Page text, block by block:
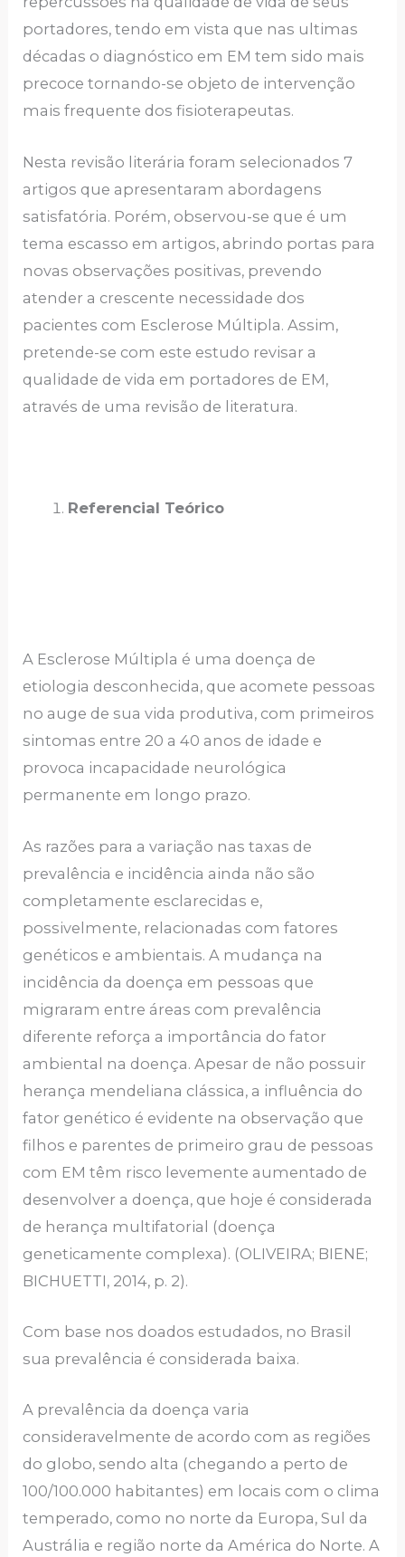
portadores, tendo em vista que nas ultimas
décadas o diagnóstico em EM tem sido mais
precoce tornando-se objeto de intervenção
mais frequente dos fisioterapeutas.
Nesta revisão literária foram selecionados 7
artigos que apresentaram abordagens
satisfatória. Porém, observou-se que é um
tema escasso em artigos, abrindo portas para
novas observações positivas, prevendo
atender a crescente necessidade dos
pacientes com Esclerose Múltipla. Assim,
pretende-se com este estudo revisar a
qualidade de vida em portadores de EM,
através de uma revisão de literatura.
Referencial Teórico
A Esclerose Múltipla é uma doença de
etiologia desconhecida, que acomete pessoas
no auge de sua vida produtiva, com primeiros
sintomas entre 20 a 40 anos de idade e
provoca incapacidade neurológica
permanente em longo prazo.
As razões para a variação nas taxas de
prevalência e incidência ainda não são
completamente esclarecidas e,
possivelmente, relacionadas com fatores
genéticos e ambientais. A mudança na
incidência da doença em pessoas que
migraram entre áreas com prevalência
diferente reforça a importância do fator
ambiental na doença. Apesar de não possuir
herança mendeliana clássica, a influência do
fator genético é evidente na observação que
filhos e parentes de primeiro grau de pessoas
com EM têm risco levemente aumentado de
desenvolver a doença, que hoje é considerada
de herança multifatorial (doença
geneticamente complexa). (OLIVEIRA; BIENE;
BICHUETTI, 2014, p. 2).
Com base nos doados estudados, no Brasil
sua prevalência é considerada baixa.
A prevalência da doença varia
consideravelmente de acordo com as regiões
do globo, sendo alta (chegando a perto de
100/100.000 habitantes) em locais com o clima
temperado, como no norte da Europa, Sul da
Austrália e região norte da América do Norte. A